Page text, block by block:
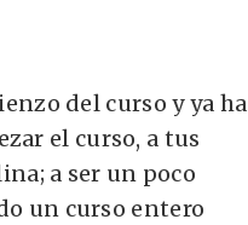
del curso y ya ha
el curso, a tus
a ser un poco
un curso entero